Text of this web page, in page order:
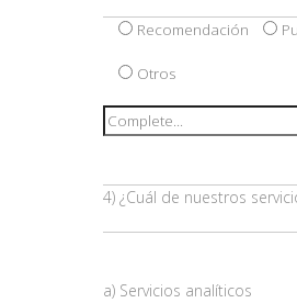
Recomendación
Otros
4) ¿Cuál de nuestros
a) Servicios analíticos